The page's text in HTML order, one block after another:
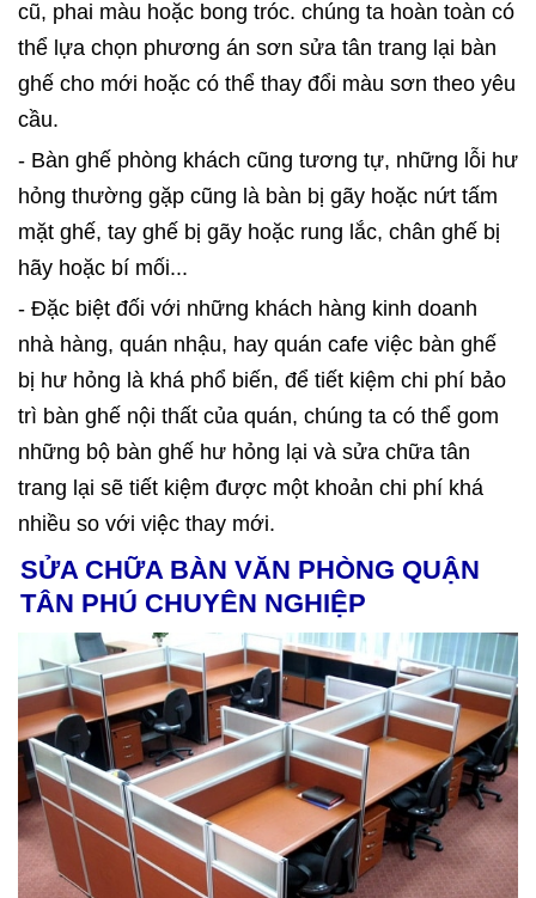
cũ, phai màu hoặc bong tróc. chúng ta hoàn toàn có
thể lựa chọn phương án sơn sửa tân trang lại bàn
ghế cho mới hoặc có thể thay đổi màu sơn theo yêu
cầu.
- Bàn ghế phòng khách cũng tương tự, những lỗi hư
hỏng thường gặp cũng là bàn bị gãy hoặc nứt tấm
mặt ghế, tay ghế bị gãy hoặc rung lắc, chân ghế bị
hãy hoặc bí mối...
- Đặc biệt đối với những khách hàng kinh doanh
nhà hàng, quán nhậu, hay quán cafe việc bàn ghế
bị hư hỏng là khá phổ biến, để tiết kiệm chi phí bảo
trì bàn ghế nội thất của quán, chúng ta có thể gom
những bộ bàn ghế hư hỏng lại và sửa chữa tân
trang lại sẽ tiết kiệm được một khoản chi phí khá
nhiều so với việc thay mới.
SỬA CHỮA BÀN VĂN PHÒNG QUẬN
TÂN PHÚ CHUYÊN NGHIỆP